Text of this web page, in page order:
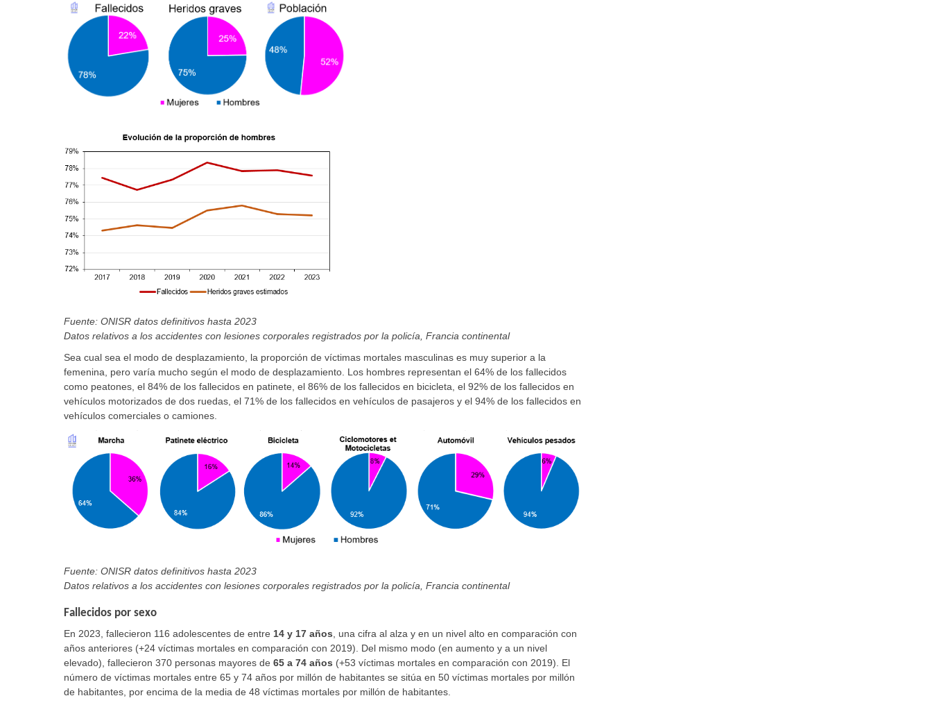
Fuente: ONISR datos definitivos hasta 2023
Datos relativos a los accidentes con lesiones corporales registrados por la policía, Francia continental
Sea cual sea el modo de desplazamiento, la proporción de víctimas mortales masculinas es muy superior a la
femenina, pero varía mucho según el modo de desplazamiento. Los hombres representan el 64% de los fallecidos
como peatones, el 84% de los fallecidos en patinete, el 86% de los fallecidos en bicicleta, el 92% de los fallecidos en
vehículos motorizados de dos ruedas, el 71% de los fallecidos en vehículos de pasajeros y el 94% de los fallecidos en
vehículos comerciales o camiones.
Fuente: ONISR datos definitivos hasta 2023
Datos relativos a los accidentes con lesiones corporales registrados por la policía, Francia continental
Fallecidos por sexo
En 2023, fallecieron 116 adolescentes de entre 14 y 17 años , una cifra al alza y en un nivel alto en comparación con
años anteriores (+24 víctimas mortales en comparación con 2019). Del mismo modo (en aumento y a un nivel
elevado), fallecieron 370 personas mayores de 65 a 74 años (+53 víctimas mortales en comparación con 2019). El
número de víctimas mortales entre 65 y 74 años por millón de habitantes se sitúa en 50 víctimas mortales por millón
de habitantes, por encima de la media de 48 víctimas mortales por millón de habitantes.